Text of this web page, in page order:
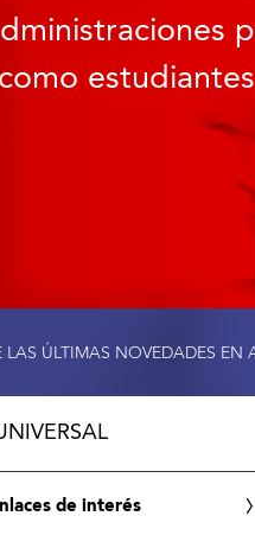
LAS ÚLTIMAS NOVEDADES EN
de interés